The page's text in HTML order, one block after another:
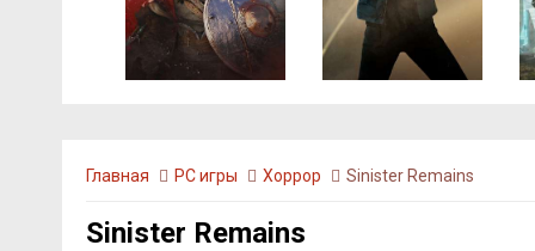
Главная PC игры Хоррор Sinister Remains
Sinister Remains